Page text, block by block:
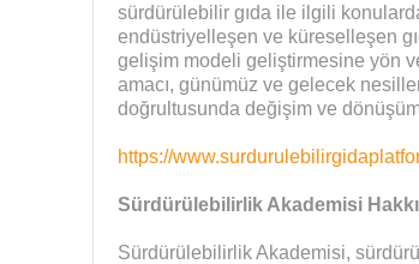
sürdürülebilir gıda ile ilgili
endüstriyelleşen ve küreselleşen
gelişim modeli geliştirmesine yön
amacı, günümüz ve gelecek
doğrultusunda değişim ve
https://
Sürdürülebilirlik Akademisi
Sürdürülebilirlik Akademisi,